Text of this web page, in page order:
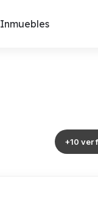
+10 ver